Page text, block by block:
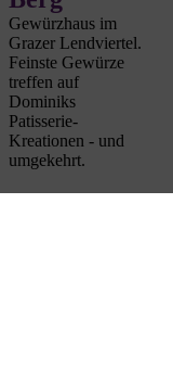
Gewürzhaus im
Grazer Lendviertel.
Feinste Gewürze
treffen auf
Dominiks
Patisserie-
Kreationen - und
umgekehrt.